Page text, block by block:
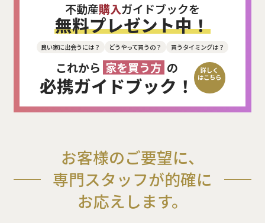
不動産購入ガイドブックを
無料プレゼント中！
良い家に出会うには？ どうやって買うの？ 買うタイミングは？
これから 家を買う方 の
必携ガイドブック！
詳しく
はこちら
お客様のご要望に、
専門スタッフが的確に
お応えします。